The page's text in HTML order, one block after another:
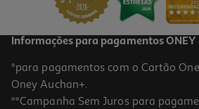
Informações para pagamentos ONEY
*para pagamentos com o Cartão
Oney Auchan+.
**Campanha Sem Juros para